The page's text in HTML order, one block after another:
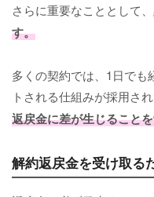
さらに重要なこととして、
す。
多くの契約では、1日でも
トされる仕組みが採用され
返戻金に差が生じること
解約返戻金を受け取る